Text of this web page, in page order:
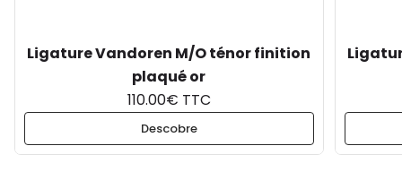
Ligature Vandoren M/O ténor finition
plaqué or
110.00€ TTC
Descobre